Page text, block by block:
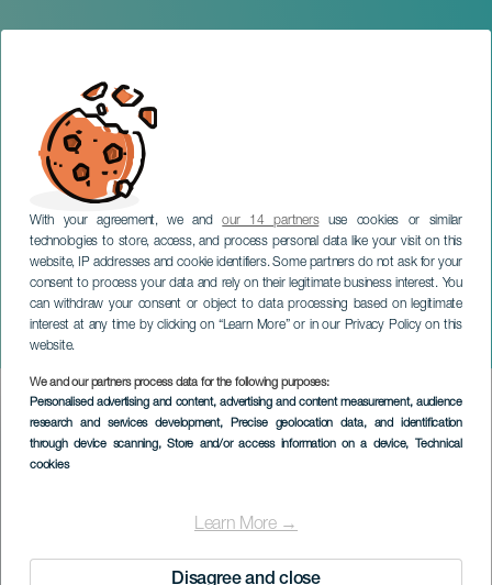
With your agreement, we andour 14 partnersuse cookies or similar
technologies to store, access, and process personal data like your visit on this
website, IP addresses and cookie identifiers. Some partners do not ask for your
consent to process your data and rely on their legitimate business interest. You
can withdraw your consent or object to data processing based on legitimate
interest at any time by clicking on “Learn More” or in our Privacy Policy on this
website.
We and our partners process data for the following purposes:
Personalised advertising and content, advertising and content measurement, audience
research and services development, Precise geolocation data, and identification
through device scanning, Store and/or access information on a device, Technical
cookies
Learn More →
Disagree and close
ESPAL på gatan
GRAN CANARIA
Imagen
Listado